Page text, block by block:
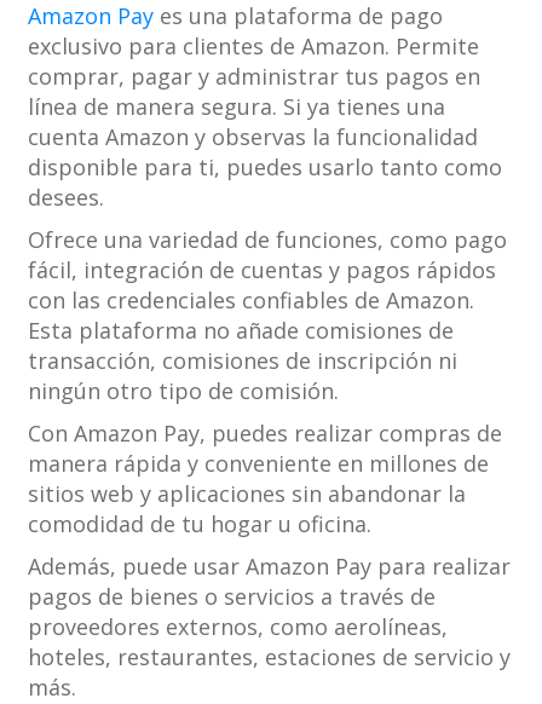
Amazon Payes una plataforma de pago
exclusivo para clientes de Amazon. Permite
comprar, pagar y administrar tus pagos en
línea de manera segura. Si ya tienes una
cuenta Amazon y observas la funcionalidad
disponible para ti, puedes usarlo tanto como
desees.
Ofrece una variedad de funciones, como pago
fácil, integración de cuentas y pagos rápidos
con las credenciales confiables de Amazon.
Esta plataforma no añade comisiones de
transacción, comisiones de inscripción ni
ningún otro tipo de comisión.
Con Amazon Pay, puedes realizar compras de
manera rápida y conveniente en millones de
sitios web y aplicaciones sin abandonar la
comodidad de tu hogar u oficina.
Además, puede usar Amazon Pay para realizar
pagos de bienes o servicios a través de
proveedores externos, como aerolíneas,
hoteles, restaurantes, estaciones de servicio y
más.